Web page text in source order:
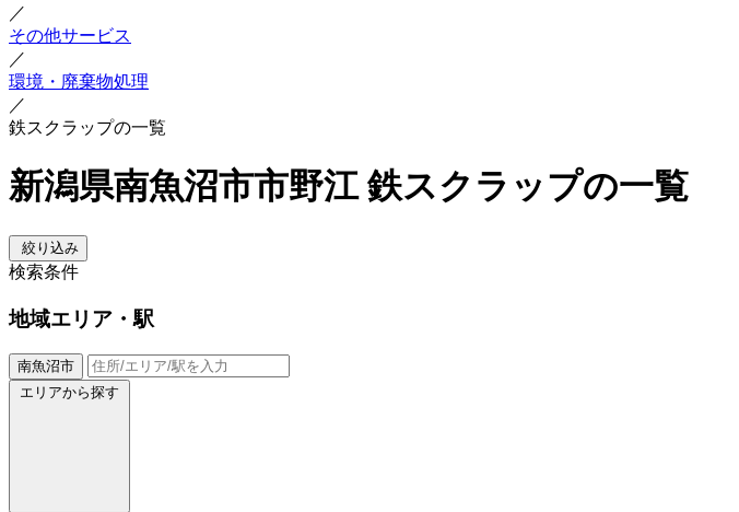
／
その他サービス
／
環境・廃棄物処理
／
鉄スクラップの一覧
新潟県南魚沼市市野江 鉄スクラップの一覧
絞り込み
検索条件
地域エリア・駅
南魚沼市
エリアから探す